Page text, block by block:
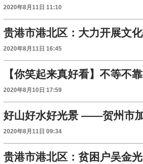
2020年8月11日 11:10
2020年8月11日 16:45
2020年8月10日 17:59
2020年8月11日 09:34